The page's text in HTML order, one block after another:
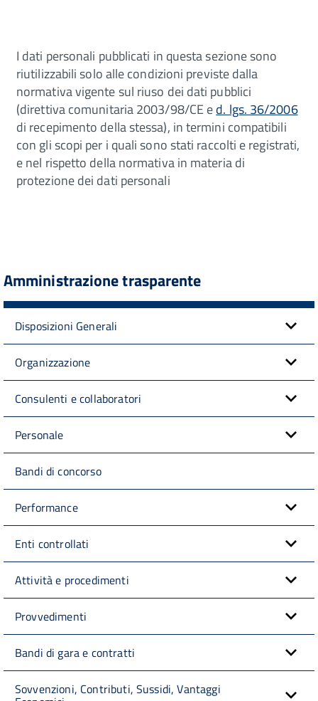
I dati personali pubblicati in questa sezione sono
riutilizzabili solo alle condizioni previste dalla
normativa vigente sul riuso dei dati pubblici
(direttiva comunitaria 2003/98/CE ed. lgs. 36/2006
di recepimento della stessa), in termini compatibili
con gli scopi per i quali sono stati raccolti e registrati,
e nel rispetto della normativa in materia di
protezione dei dati personali
Amministrazione trasparente
Disposizioni Generali
Organizzazione
Consulenti e collaboratori
Personale
Bandi di concorso
Performance
Enti controllati
Attività e procedimenti
Provvedimenti
Bandi di gara e contratti
Sovvenzioni, Contributi, Sussidi, Vantaggi